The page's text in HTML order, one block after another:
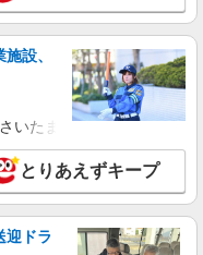
詳細を見る
前店
ッフ
30時間有（同時給）
愛知県名古屋市中区大須
音」駅スグ）
詳細を見る
設、
いたま市岩槻区・久喜市・
とりあえずキープ
迎ドラ